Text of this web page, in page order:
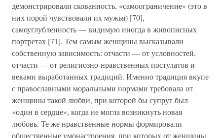
демонстрировали скованность, «самоограничение» (это в
них порой чувствовали их мужья) [70],
самоуглубленность — видимую иногда в живописных
портретах [71]. Тем самым женщины высказывали
собственную зависимость: отчасти — от условностей,
отчасти — от религиозно-нравственных постулатов и
веками выработанных традиций. Именно традиция вкупе
с православными моральными нормами требовала от
женщины такой любви, при которой бы супруг был
«один в сердце», когда не могла возникнуть новая
любовь. Те же нравственные нормы формировали
общественные умонастроения, при которых от женщины